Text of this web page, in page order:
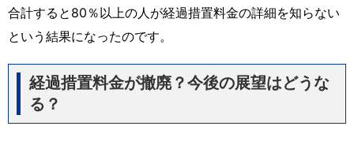
合計すると80％以上の人が経過措置料金の詳細を知らない
という結果になったのです。
経過措置料金が撤廃？今後の展望はどうな
る？